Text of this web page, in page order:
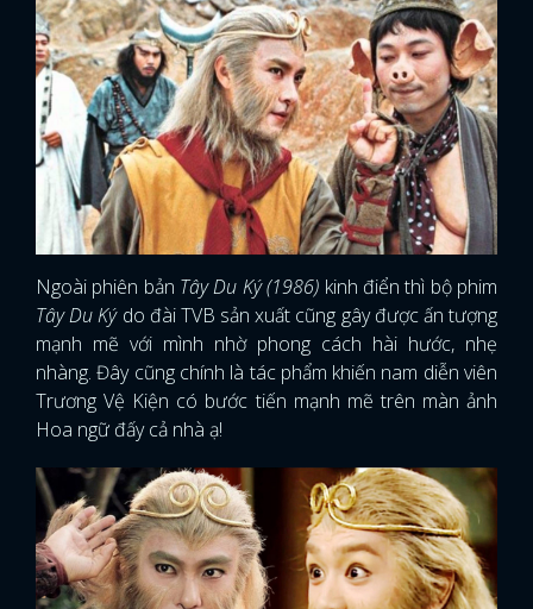
Ngoài phiên bản Tây Du Ký (1986) kinh điển thì bộ phim
Tây Du Ký do đài TVB sản xuất cũng gây được ấn tượng
mạnh mẽ với mình nhờ phong cách hài hước, nhẹ
nhàng. Đây cũng chính là tác phẩm khiến nam diễn viên
Trương Vệ Kiện có bước tiến mạnh mẽ trên màn ảnh
Hoa ngữ đấy cả nhà ạ!